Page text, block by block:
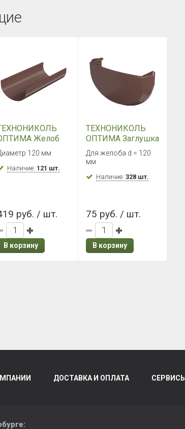
Желоб
мм120 мм
Наличие: 121 шт.
руб. / шт.
В корзину
ТЕХНОНИКОЛЬ
ОПТИМА Заглушка
желоба
(Коричневый)
Для желоба d = 120
мм
Наличие:328 шт.
75 руб. / шт.
В корзину
ДОСТАВКА И ОПЛАТА СЕРВИСЫ
: